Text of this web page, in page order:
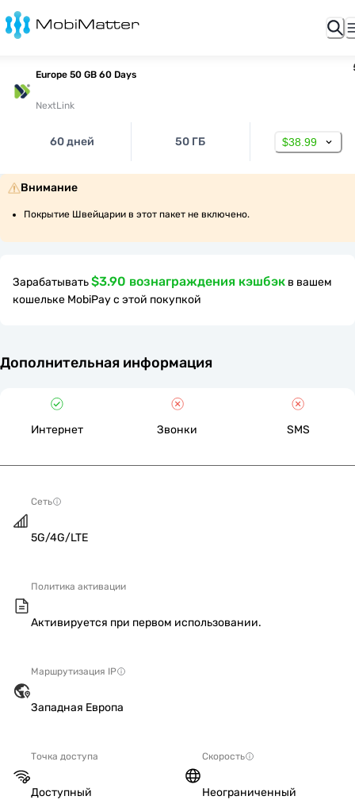
Europe 50 GB 60 Days
NextLink
60 дней 50 ГБ $38.99
Внимание
Покрытие Швейцарии в этот пакет не включено.
Зарабатывать$3.90 вознаграждения кэшбэк в вашем
кошельке MobiPay с этой покупкой
Дополнительная информация
Интернет Звонки SMS
Сеть
5G/4G/LTE
Политика активации
Активируется при первом использовании.
Маршрутизация IP
Западная Европа
Точка доступа
Доступный
Скорость
Неограниченный